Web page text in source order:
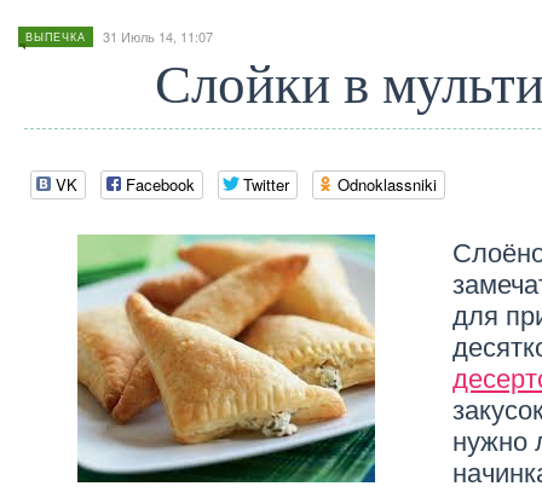
ВЫПЕЧКА 31 Июль 14, 11:07
Слойки в
VK Facebook Twitter Odnoklassniki
для
нужно